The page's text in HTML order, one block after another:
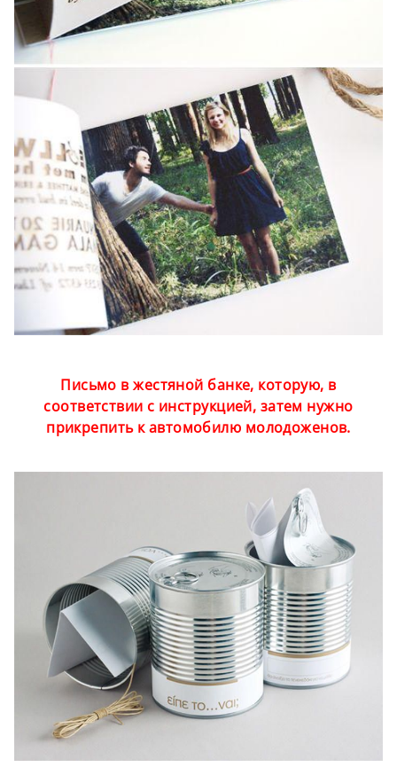
Письмо в жестяной банке, которую, в
соответствии с инструкцией, затем нужно
прикрепить к автомобилю молодоженов.